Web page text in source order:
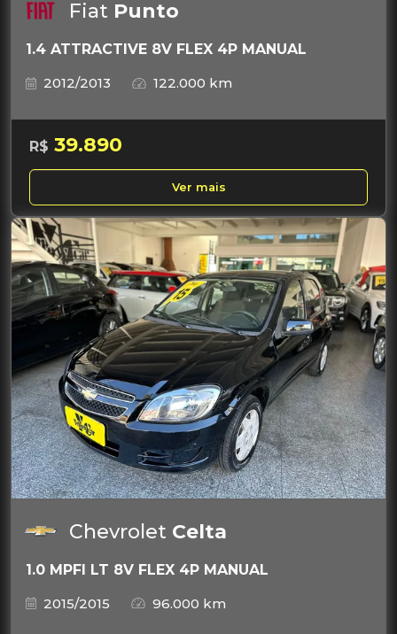
Fiat Punto
1.4 ATTRACTIVE 8V FLEX 4P MANUAL
2012/2013
122.000 km
R$ 39.890
Ver mais
Chevrolet Celta
1.0 MPFI LT 8V FLEX 4P MANUAL
2015/2015
96.000 km